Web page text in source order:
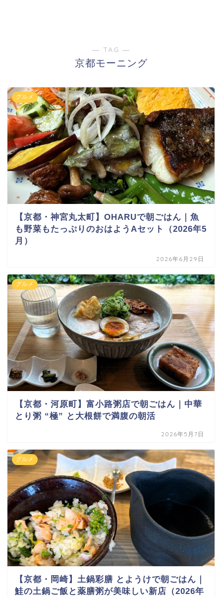
― TAG ―
京都モーニング
グルメ
【京都・神宮丸太町】OHARUで朝ごはん｜魚
も野菜もたっぷりのおはようAセット（2026年5
月）
2026年6月29日
グルメ
【京都・河原町】富小路粥店で朝ごはん｜中華
とり粥 “極” と大根餅で満腹の朝活
2026年5月7日
グルメ
【京都・岡崎】土鍋彩膳 とようけで朝ごはん｜
鮭の土鍋ご飯と薬膳粥が美味しい新店（2026年